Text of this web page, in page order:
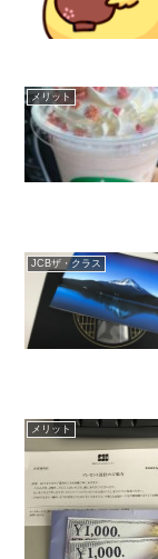
メリット
JCBザ・クラス
メリット